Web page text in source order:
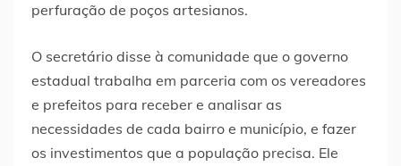
perfuração de poços artesianos.
O secretário disse à comunidade que o governo
estadual trabalha em parceria com os vereadores
e prefeitos para receber e analisar as
necessidades de cada bairro e município, e fazer
os investimentos que a população precisa. Ele